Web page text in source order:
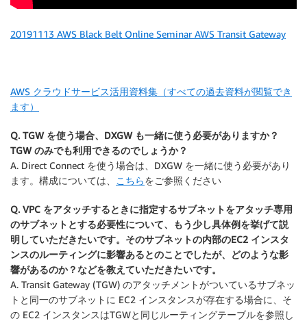
20191113 AWS Black Belt Online Seminar AWS Transit Gateway
AWS クラウドサービス活用資料集（すべての過去資料が閲覧でき
ます）
Q. TGW を使う場合、DXGW も一緒に使う必要がありますか？
TGW のみでも利用できるのでしょうか？
A. Direct Connect を使う場合は、DXGW を一緒に使う必要があり
ます。構成については、
こちらをご参照ください
Q. VPC をアタッチするときに指定するサブネットをアタッチ専用
のサブネットとする必要性について、もう少し具体例を挙げて説
明していただきたいです。そのサブネットの内部のEC2 インスタ
ンスのルーティングに影響あるとのことでしたが、どのような影
響があるのか？などを教えていただきたいです。
A. Transit Gateway (TGW) のアタッチメントがついているサブネッ
トと同一のサブネットに EC2 インスタンスが存在する場合に、そ
の EC2 インスタンスはTGWと同じルーティングテーブルを参照し